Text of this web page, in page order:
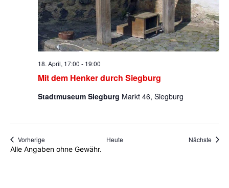
Mit dem Henker durch Siegburg
18. April, 17:00 - 19:00
Stadtmuseum Siegburg Markt 46, Siegburg
VorherigeVeranstaltungen Heute Nächste
Alle Angaben ohne Gewähr.